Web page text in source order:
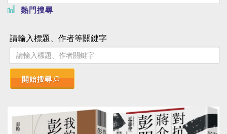
熱門搜尋
請輸入標題、作者等關鍵字
開始搜尋